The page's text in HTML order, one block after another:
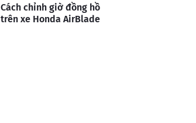
Cách chỉnh giờ đồng hồ
trên xe Honda AirBlade